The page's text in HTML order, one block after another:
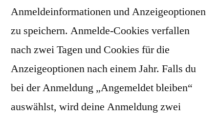
Anmeldeinformationen und Anzeigeoptionen
zu speichern. Anmelde-Cookies verfallen
nach zwei Tagen und Cookies für die
Anzeigeoptionen nach einem Jahr. Falls du
bei der Anmeldung „Angemeldet bleiben“
auswählst, wird deine Anmeldung zwei